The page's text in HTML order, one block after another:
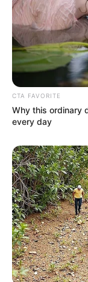
CTA FAVORITE
Why this ordinary
every day